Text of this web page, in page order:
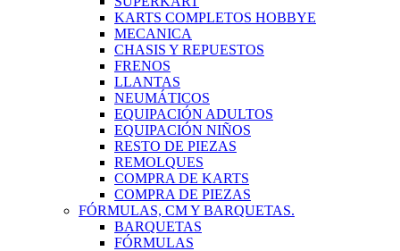
KARTS COMPLETOS HOBBYE
MECANICA
CHASIS Y REPUESTOS
FRENOS
LLANTAS
NEUMÁTICOS
EQUIPACIÓN ADULTOS
EQUIPACIÓN NIÑOS
RESTO DE PIEZAS
REMOLQUES
COMPRA DE KARTS
COMPRA DE PIEZAS
FÓRMULAS, CM Y BARQUETAS.
BARQUETAS
FÓRMULAS